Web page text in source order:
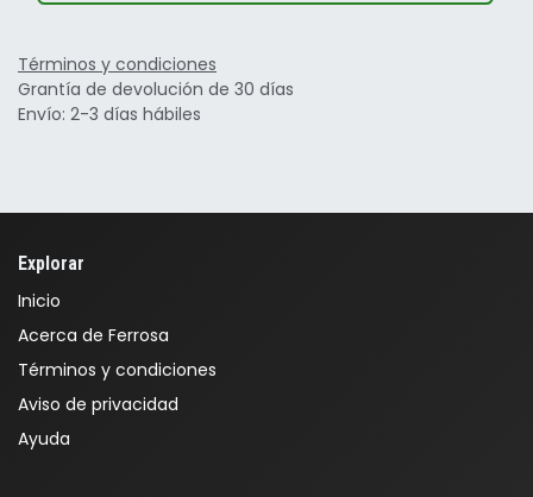
Términos y condiciones
Grantía de devolución de 30 días
Envío: 2-3 días hábiles
Explorar
Inicio
Acerca de Ferrosa
Términos y condiciones
Aviso de privacidad
Ayuda